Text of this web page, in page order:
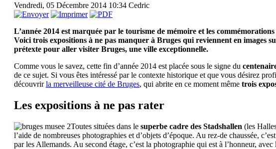
Vendredi, 05 Décembre 2014 10:34 Cedric
L’année 2014 est marquée par le tourisme de mémoire et les
Voici trois expositions à ne pas manquer à Bruges qui reviennent en images
prétexte pour aller visiter Bruges, une ville exceptionnelle.
Comme vous le savez, cette fin d’année 2014 est placée sous le signe du
de ce sujet. Si vous êtes intéressé par le contexte historique et que vous désirez
découvrirla merveilleuse cité de Bruges, qui abrite en ce moment même trois
Les expositions à ne pas rater
Toutes situées dans le superbe cadre des Stadshallen (les
l’aide de nombreuses photographies et d’objets d’époque. Au rez-de chaussée,
par les Allemands. Au second étage, c’est la photographie qui est à l’honneur,